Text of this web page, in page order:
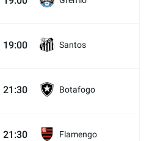
19:00 Santos
21:30 Botafogo
21:30 Flamengo